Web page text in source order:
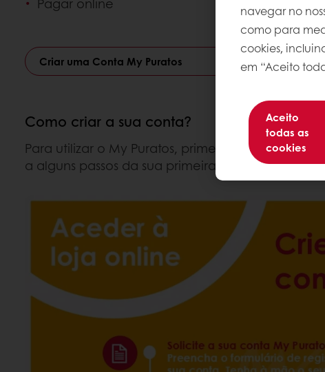
Criar uma Conta My Puratos
Como criar a sua conta?
Para utilizar o My Puratos, primeiro terá de
a alguns passos da sua primeira encomenda!
navegar no
como para
cookies,
em “Aceito
Aceito
todas as
cookies